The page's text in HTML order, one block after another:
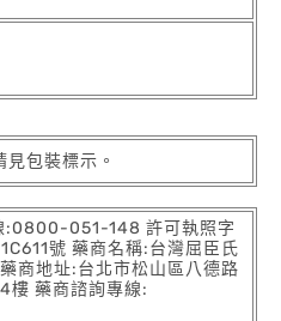
包裝標示。
:0800-051-148 許可執照字
號 藥商名稱:台灣屈臣氏
商地址:台北市松山區八德路
樓 藥商諮詢專線: